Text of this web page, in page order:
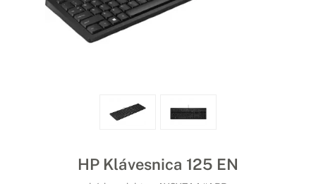
HP Klávesnica 125 EN